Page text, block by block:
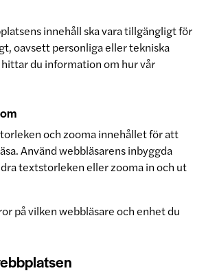
innehåll ska vara tillgängligt för
oavsett personliga eller tekniska
du information om hur vår
och zooma innehållet för att
Använd webbläsarens inbyggda
textstorleken eller zooma in och ut
på vilken webbläsare och enhet du